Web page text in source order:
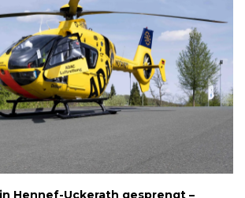
Hennef-Uckerath gesprengt –